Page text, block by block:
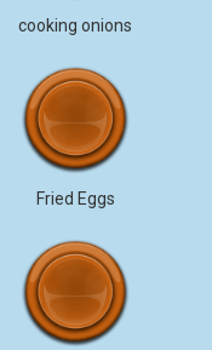
cooking onions
Fried Eggs